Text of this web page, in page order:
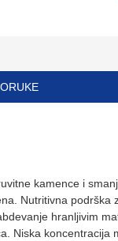
kamence i
Nutritivna podrška
hranljivim
Niska koncentracija